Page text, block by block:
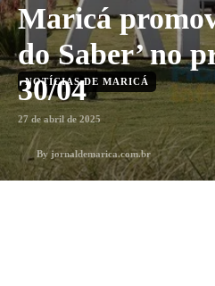
Maricá
do Saber’ no
30/04
NOTÍCIAS DE MARICÁ
27 de abril de 2025
By jornaldemarica.com.br